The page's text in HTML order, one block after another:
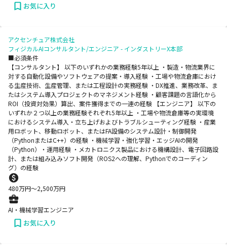
お気に入り
アクセンチュア株式会社
フィジカルAIコンサルタント/エンジニア - インダストリーX本部
■必須条件
【コンサルタント】 以下のいずれかの業務経験5年以上 ・製造・物流業界に
対する自動化設備やソフトウェアの提案・導入経験 ・工場や物流倉庫におけ
る生産技術、生産管理、または工程設計の実務経験 ・DX推進、業務改革、ま
たはシステム導入プロジェクトのマネジメント経験 ・顧客課題の言語化から
ROI（投資対効果）算出、案件獲得までの一連の経験 【エンジニア】 以下の
いずれか２つ以上の業務経験それぞれ5年以上 ・工場や物流倉庫等の実環境
におけるシステム導入・立ち上げおよびトラブルシューティング経験 ・産業
用ロボット、移動ロボット、またはFA設備のシステム設計・制御開発
（PythonまたはC++）の経験 ・機械学習・強化学習・エッジAIの開発
（Python）・運用経験 ・メカトロニクス製品における機構設計、電子回路設
計、または組み込みソフト開発（ROS2への理解、Pythonでのコーディン
グ）の経験
480万円〜2,500万円
AI・機械学習エンジニア
お気に入り